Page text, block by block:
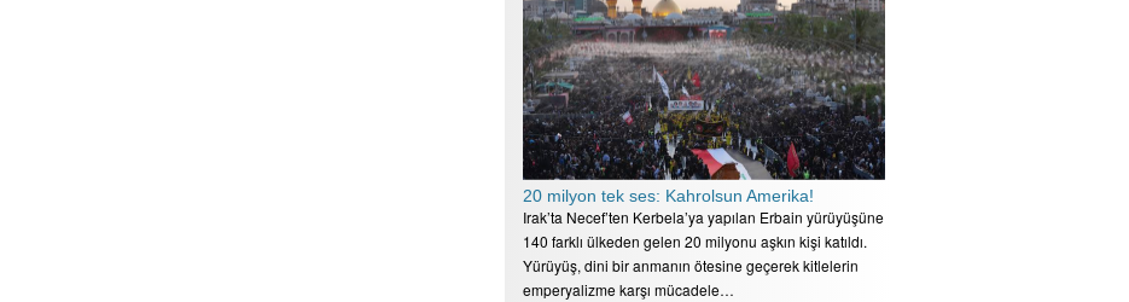
20 milyon tek ses: Kahrolsun Amerika!
Irak’ta Necef’ten Kerbela’ya yapılan Erbain yürüyüşüne
140 farklı ülkeden gelen 20 milyonu aşkın kişi katıldı.
Yürüyüş, dini bir anmanın ötesine geçerek kitlelerin
emperyalizme karşı mücadele…